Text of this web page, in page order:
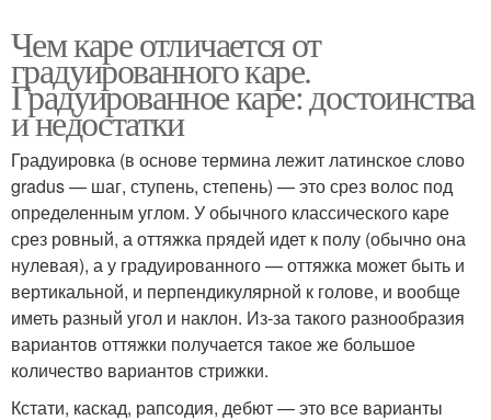
Чем каре отличается от
градуированного каре.
Градуированное каре: достоинства
и недостатки
Градуировка (в основе термина лежит латинское слово
gradus — шаг, ступень, степень) — это срез волос под
определенным углом. У обычного классического каре
срез ровный, а оттяжка прядей идет к полу (обычно она
нулевая), а у градуированного — оттяжка может быть и
вертикальной, и перпендикулярной к голове, и вообще
иметь разный угол и наклон. Из-за такого разнообразия
вариантов оттяжки получается такое же большое
количество вариантов стрижки.
Кстати, каскад, рапсодия, дебют — это все варианты